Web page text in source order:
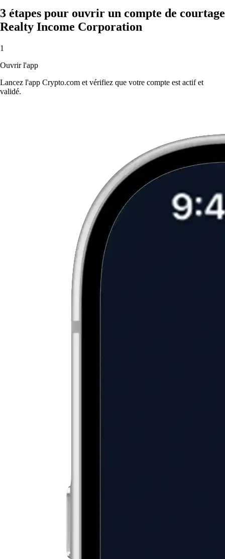
3 étapes pour ouvrir un compte de courtage
Realty Income Corporation
1
Ouvrir l'app
Lancez l'app Crypto.com et vérifiez que votre compte est actif et
validé.